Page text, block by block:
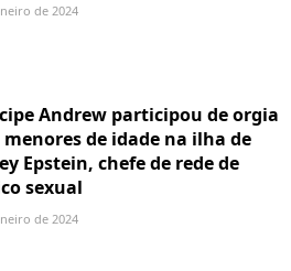
de 2024
Andrew participou de orgia
menores de idade na ilha de
Epstein, chefe de rede de
sexual
de 2024